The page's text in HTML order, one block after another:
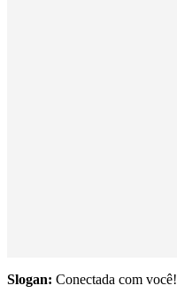
Slogan: Conectada com você!